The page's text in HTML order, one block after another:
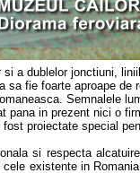
a dublelor jonctiuni,
sa fie foarte aproape de
Semnalele
pana in prezent nici o
proiectate special
si respecta
existente in